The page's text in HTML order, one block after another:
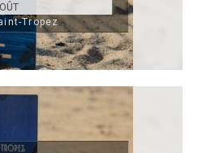
Tropez